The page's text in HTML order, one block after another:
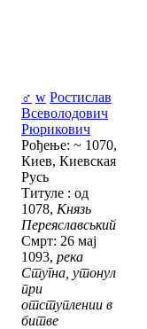
♂ w Ростислав
Всеволодович
Рюрикович
Рођење: ~ 1070,
Киев, Киевская
Русь
Титуле : од
1078, Князь
Переяславський
Смрт: 26 мај
1093, река
Стугна, утонул
при
отступлении в
битве